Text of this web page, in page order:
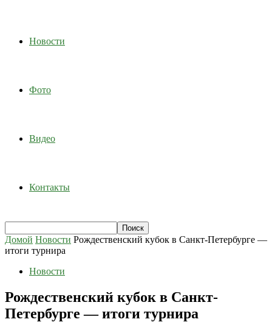
Новости
Фото
Видео
Контакты
Домой Новости Рождественский кубок в Санкт-Петербурге —
итоги турнира
Новости
Рождественский кубок в Санкт-
Петербурге — итоги турнира